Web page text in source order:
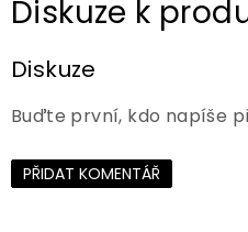
Diskuze
Buďte první, kdo napíše
PŘIDAT KOMENTÁŘ